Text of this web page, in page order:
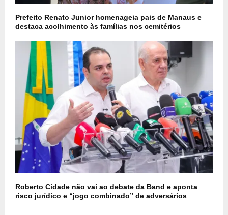
Prefeito Renato Junior homenageia pais de Manaus e
destaca acolhimento às famílias nos cemitérios
Roberto Cidade não vai ao debate da Band e aponta
risco jurídico e “jogo combinado” de adversários